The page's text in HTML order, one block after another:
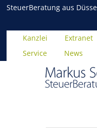
SteuerBeratung aus
Kanzlei Extranet
Service
News